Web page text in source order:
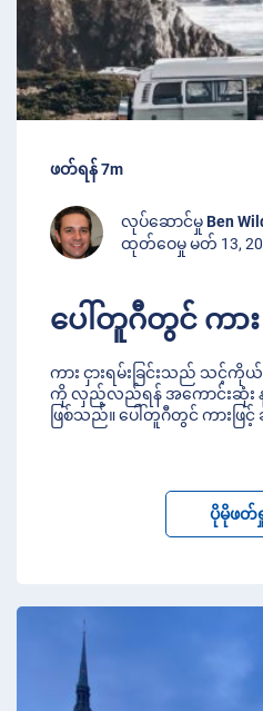
ဖတ်ရန် 7m
လုပ်ဆောင်မှုBen
ထုတ်ဝေမှု မတ် 13,
ပေါ်တူဂီတွင် ကား
ကား ငှားရမ်းခြင်းသည် သင့်ကိုယ်
ကို လှည့်လည်ရန် အကောင်းဆုံး န
ဖြစ်သည်။ ပေါ်တူဂီတွင် ကားဖြင့်
ပိုမိုဖတ်